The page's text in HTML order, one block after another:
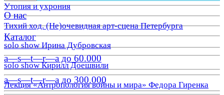
Утопия и ухрония
Тихий ход. (Не)очевидная арт-сцена Петербурга
solo show Ирина Дубровская
solo show Кирилл Доешвили
Лекция «Антропология войны и мира» Федора Гиренка
О нас
Каталог
a—s—t—r—a до 60.000
a—s—t—r—a до 300.000